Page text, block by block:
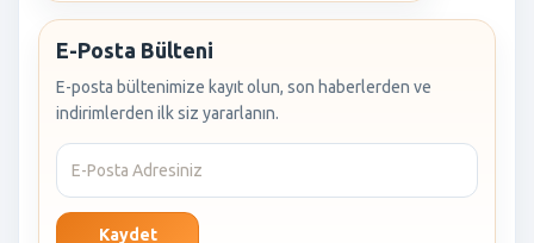
E-Posta Bülteni
E-posta bültenimize kayıt olun, son haberlerden ve
indirimlerden ilk siz yararlanın.
Kaydet